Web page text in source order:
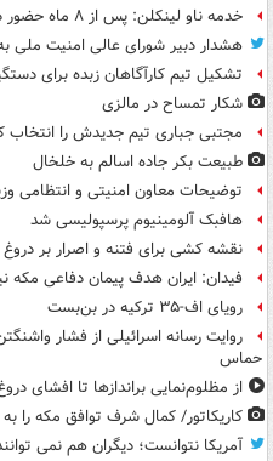
خدمه ناو لینکلن: پس از ۸ ماه حضور در دریا خسته و درمانده‌ شدیم
هشدار دبیر شورای عالی امنیت ملی به
تشکیل تیم کارآگاهان زبده برای
شکار تمساح در مالزی
مجتبی جباری تیم جدیدش را انتخاب
طبیعت بکر جاده اسالم به خلخال
توضیحات معاون امنیتی و انتظامی
هافبک آلومینیوم پرسپولیسی شد
نقشه کشی برای فتنه و اصرار بر دروغ
فیدان: ایران هدف پیمان دفاعی مکه
رویای اف-۳۵ ترکیه در بن‌بست
روایت رسانه اسرائیلی از فشار
حماس
از مظلوم‌نمایی براندازها تا افشای
کاریکاتور/ کمال شرف توافق مکه را
آمریکا نتوانست؛ دیگران هم نمی